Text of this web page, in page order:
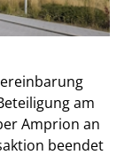
am
Amprion an
beendet